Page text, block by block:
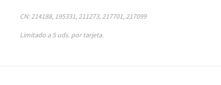
CN: 214188, 195331, 211273, 217701, 217099
Limitado a 5 uds. por tarjeta.